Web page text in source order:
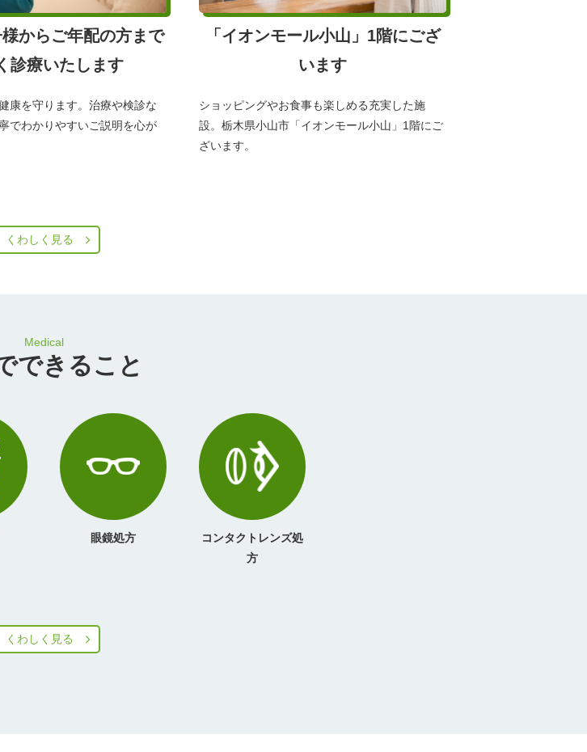
からご年配の方まで
診療いたします
康を守ります。治療や検診な
でわかりやすいご説明を心が
「イオンモール小山」1階にござ
います
ショッピングやお食事も楽しめる充実した施
設。栃木県小山市「イオンモール小山」1階にご
ざいます。
くわしく見る
できること
Medical
眼鏡処方
コンタクトレンズ処
方
くわしく見る